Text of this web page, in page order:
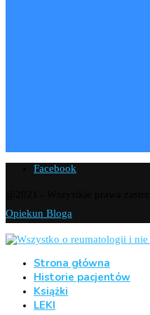
Facebook
Opiekun Bloga
Strona główna
Historie pacjentów
Książki
LEKI